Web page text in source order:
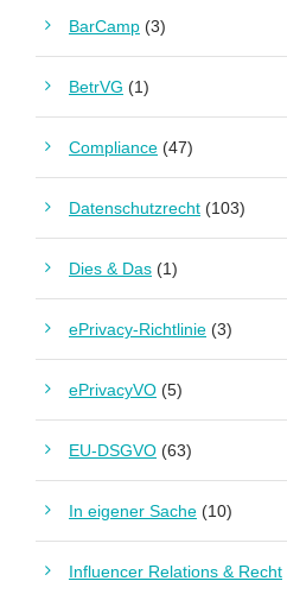
BarCamp (3)
BetrVG (1)
Compliance (47)
Datenschutzrecht (103)
Dies & Das (1)
ePrivacy-Richtlinie (3)
ePrivacyVO (5)
EU-DSGVO (63)
In eigener Sache (10)
Influencer Relations & Recht